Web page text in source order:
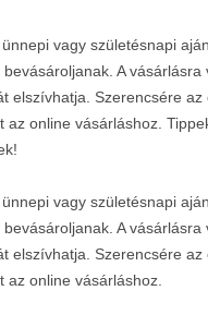
vagy születésnapi
A
elszívhatja. Szerencsére
online vásárláshoz.
vagy születésnapi
A
elszívhatja. Szerencsére
online vásárláshoz.